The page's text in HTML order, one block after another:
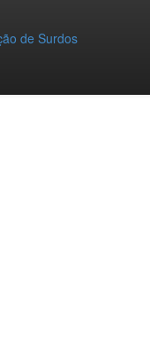
de Surdos